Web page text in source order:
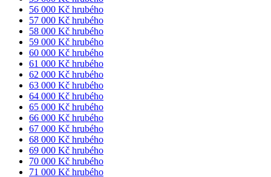
56 000 Kč hrubého
57 000 Kč hrubého
58 000 Kč hrubého
59 000 Kč hrubého
60 000 Kč hrubého
61 000 Kč hrubého
62 000 Kč hrubého
63 000 Kč hrubého
64 000 Kč hrubého
65 000 Kč hrubého
66 000 Kč hrubého
67 000 Kč hrubého
68 000 Kč hrubého
69 000 Kč hrubého
70 000 Kč hrubého
71 000 Kč hrubého